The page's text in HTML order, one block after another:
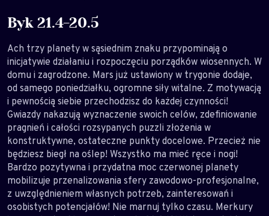
Byk 21.4-20.5
Ach trzy planety w sąsiednim znaku przypominają o
inicjatywie działaniu i rozpoczęciu porządków wiosennych. W
domu i zagrodzone. Mars już ustawiony w trygonie dodaje,
od samego poniedziałku, ogromne siły witalne. Z motywacją
i pewnością siebie przechodzisz do każdej czynności!
Gwiazdy nakazują wyznaczenie swoich celów, zdefiniowanie
pragnień i całości rozsypanych puzzli złożenia w
konstruktywne, ostateczne punkty docelowe. Przecież nie
będziesz biegł na oślep! Wszystko ma mieć ręce i nogi!
Bardzo pozytywna i przydatna moc czerwonej planety
mobilizuje przenalizowania sfery zawodowo-profesjonalne,
z uwzględnieniem własnych potrzeb, zainteresowań i
osobistych potencjałów! Nie marnuj tylko czasu. Merkury